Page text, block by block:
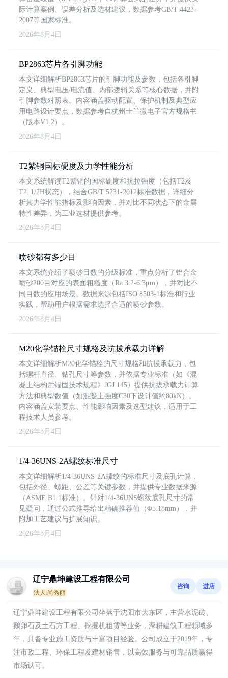
际计算案例、误差分析及选材建议，数据参考GB/T 4423-
2007等国家标准。
2026年8月4日
BP2863芯片各引脚功能
本文详细解析BP2863芯片的引脚功能及参数，包括各引脚
定义、典型电压/电流值、内部逻辑关系等核心数据，并附
引脚参数对照表。内容涵盖驱动配置、保护机制及典型应
用电路设计要点，数据参考自杭州士兰微电子官方规格书
（版本V1.2）。
2026年8月4日
T2紫铜国标硬度及力学性能分析
本文系统解读T2紫铜的国标硬度和抗拉强度（包括T2及
T2_1/2H状态），结合GB/T 5231-2012标准数据，详细分
析其力学性能指标及影响因素，并对比不同状态下的金属
特性差异，为工业选材提供参考。
2026年8月4日
喷砂都有多少目
本文系统介绍了喷砂目数的分级标准，重点分析了铝合金
喷砂200目对应的表面粗糙度（Ra 3.2-6.3μm），并对比不
同目数的应用场景。数据来源包括ISO 8503-1标准和行业
实践，帮助用户根据需求选择合适的喷砂参数。
2026年8月4日
M20化学锚栓尺寸规格及抗拔承载力详解
本文详细解析M20化学锚栓的尺寸规格和抗拔承载力，包
括螺杆直径、钻孔尺寸等参数，并依据专业标准（如《混
凝土结构后锚固技术规程》JGJ 145）提供抗拔承载力计算
方法和典型数值（如混凝土强度C30下设计值约80kN）。
内容涵盖安装要点、性能影响因素及选型建议，适用于工
程技术人员参考。
2026年8月4日
1/4-36UNS-2A螺纹标准尺寸
本文详细解析1/4-36UNS-2A螺纹的标准尺寸及底孔计算，
包括外径、螺距、公差等关键参数，并提供专业数据来源
（ASME B1.1标准）。针对1/4-36UNS螺纹底孔尺寸的常
见疑问，通过公式推导给出精确推荐值（Φ5.18mm），并
附加工艺建议与扩展知识。
2026年8月4日
辽宁鼎坤建设工程有限公司
法人:尚秀丽
咨询 进店
辽宁鼎坤建设工程有限公司坐落于沈阳市大东区，主营水泥砖、
鹅卵石及土石方工程、挖掘机租赁等业务，深耕建筑工程领域多
年，具备专业施工资质与丰富项目经验。公司成立于2019年，专
注市政工程、环保工程及建材销售，以高效服务与可靠品质赢得
市场认可。